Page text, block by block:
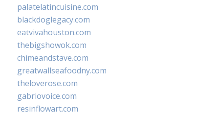
palatelatincuisine.com
blackdoglegacy.com
eatvivahouston.com
thebigshowok.com
chimeandstave.com
greatwallseafoodny.com
theloverose.com
gabriovoice.com
resinflowart.com